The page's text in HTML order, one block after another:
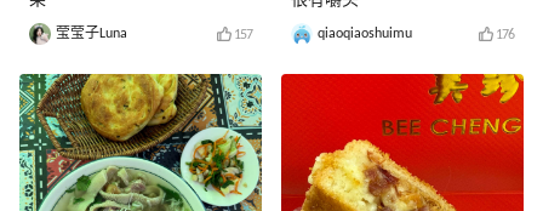
莹莹子Luna 157 qiaoqiaoshuimu 176